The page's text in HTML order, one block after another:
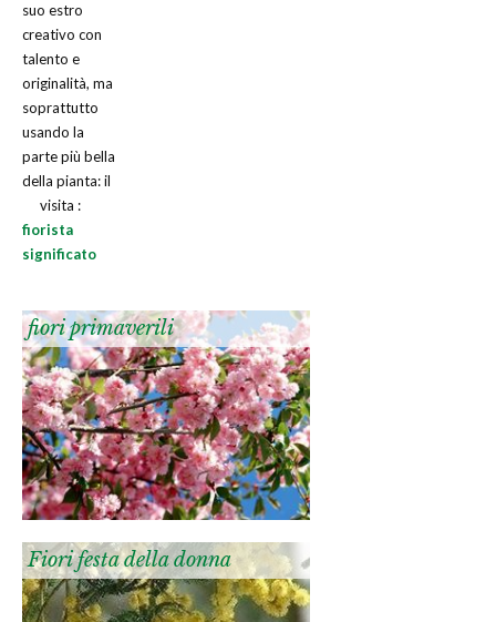
suo estro
creativo con
talento e
originalità, ma
soprattutto
usando la
parte più bella
della pianta: il
visita :
fiorista
significato
fiori primaverili
Fiori festa della donna